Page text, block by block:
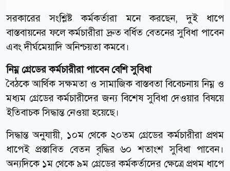
সরকারের সংশ্লিষ্ট কর্মকর্তারা মনে করছেন, দুই ধাপে
বাস্তবায়নের ফলে কর্মচারীরা দ্রুত বর্ধিত বেতনের সুবিধা পাবেন
এবং দীর্ঘমেয়াদি অনিশ্চয়তা কমবে।
নিম্ন গ্রেডের কর্মচারীরা পাবেন বেশি সুবিধা
বৈঠকে আর্থিক সক্ষমতা ও সামাজিক বাস্তবতা বিবেচনায় নিম্ন ও
মধ্যম গ্রেডের কর্মচারীদের জন্য বিশেষ সুবিধা দেওয়ার বিষয়ে
ইতিবাচক সিদ্ধান্ত নেওয়া হয়েছে।
সিদ্ধান্ত অনুযায়ী, ১০ম থেকে ২০তম গ্রেডের কর্মচারীরা প্রথম
ধাপেই প্রস্তাবিত বেতন বৃদ্ধির ৬০ শতাংশ সুবিধা পাবেন।
অন্যদিকে ১ম থেকে ৯ম গ্রেডের কর্মকর্তাদের ক্ষেত্রে প্রথম ধাপে